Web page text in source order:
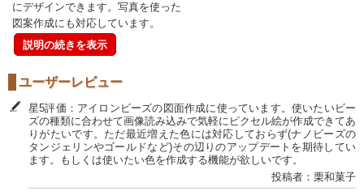
にデザインできます。写真を使った
図案作成にも対応しています。
説明の続きを表示
ユーザーレビュー
星5評価：アイロンビーズの図面作成に使っています。使いたいビー
ズの種類に合わせて画像読み込みで気軽にピクセル絵が作成できてあ
りがたいです。ただ最近増えた色には対応しておらず(ナノビーズの
タンジェリンやゴールドなど)その辺りのアップデートを期待してい
ます。もしくは使いたい色を作成する機能が欲しいです。
投稿者：栗和菓子